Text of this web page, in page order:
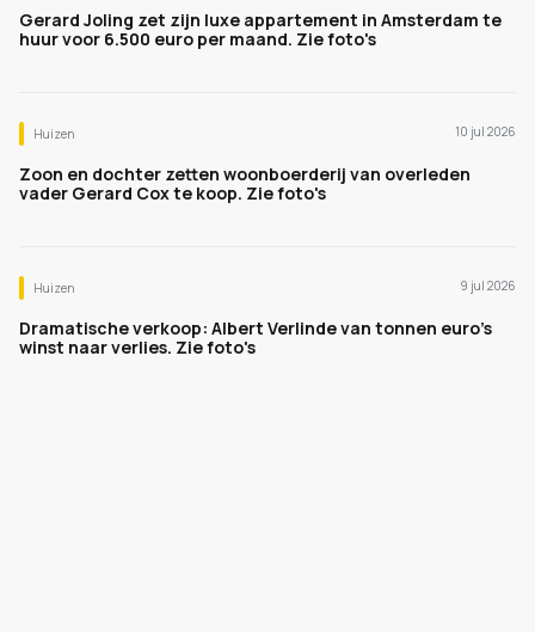
Gerard Joling zet zijn luxe appartement in Amsterdam te
huur voor 6.500 euro per maand. Zie foto's
Huizen 10 jul 2026
Zoon en dochter zetten woonboerderij van overleden
vader Gerard Cox te koop. Zie foto's
Huizen 9 jul 2026
Dramatische verkoop: Albert Verlinde van tonnen euro's
winst naar verlies. Zie foto's